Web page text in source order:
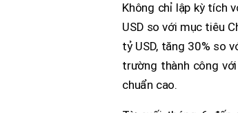
Không chỉ lập kỳ tích
USD so với mục tiêu
tỷ USD, tăng 30% so
trường thành công
chuẩn cao.